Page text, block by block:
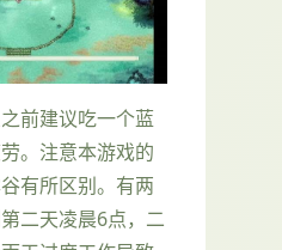
前建议吃一个蓝
。注意本游戏的
有所区别。有两
二天凌晨6点，二